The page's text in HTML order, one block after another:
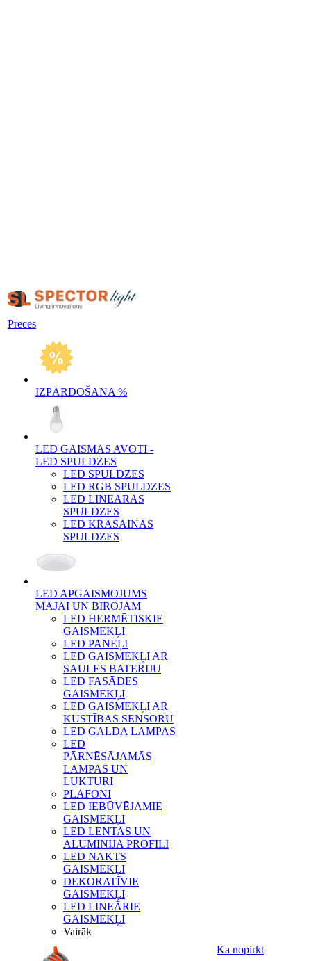
Preces
IZPĀRDOŠANA %
LED GAISMAS AVOTI -
LED SPULDZES
LED SPULDZES
LED RGB SPULDZES
LED LINEĀRĀS
SPULDZES
LED KRĀSAINĀS
SPULDZES
LED APGAISMOJUMS
MĀJAI UN BIROJAM
LED HERMĒTISKIE
GAISMEKĻI
LED PANEĻI
LED GAISMEKĻI AR
SAULES BATERIJU
LED FASĀDES
GAISMEKĻI
LED GAISMEKĻI AR
KUSTĪBAS SENSORU
LED GALDA LAMPAS
LED
PĀRNĒSĀJAMĀS
LAMPAS UN
LUKTURI
PLAFONI
LED IEBŪVĒJAMIE
GAISMEKĻI
LED LENTAS UN
ALUMĪNIJA PROFILI
LED NAKTS
GAISMEKĻI
DEKORATĪVIE
GAISMEKĻI
LED LINEĀRIE
GAISMEKĻI
Vairāk
Ka nopirkt